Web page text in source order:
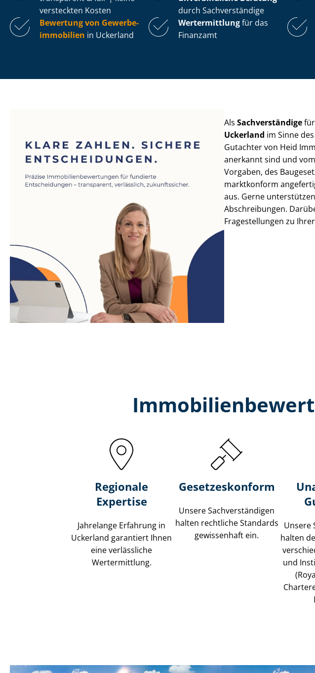
versteckten Kosten
durch Sachverständige
Bewertung von Ge­wer­be­
im­mo­bi­li­en in Uckerland
Wertermittlungfür das
Finanzamt
AlsSachverständige
Uckerland im Sinne
Gutachter von Heid
anerkannt sind und
Vorgaben, des
marktkonform
aus. Gerne
Abschreibungen.
Fragestellungen zu Ihrer
Regionale
Expertise
Jahrelange Erfahrung in
Uckerland garantiert Ihnen
eine verlässliche
Wertermittlung.
Gesetzes­konform
Unsere Sach­ver­stän­di­gen
halten rechtliche Standards
gewissenhaft ein.
Unsere
halten
und